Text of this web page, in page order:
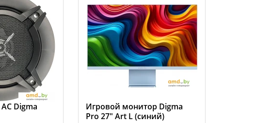
Digma
Игровой монитор Digma
Pro 27" Art L (синий)